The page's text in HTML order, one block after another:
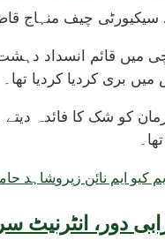
دور، انٹرنیٹ
قاضی کو جناح اسپتال سے
میں قائم انسداد
بری کردیا کردیا تھا۔
ایم کیو ایم نائن زیروشاہد